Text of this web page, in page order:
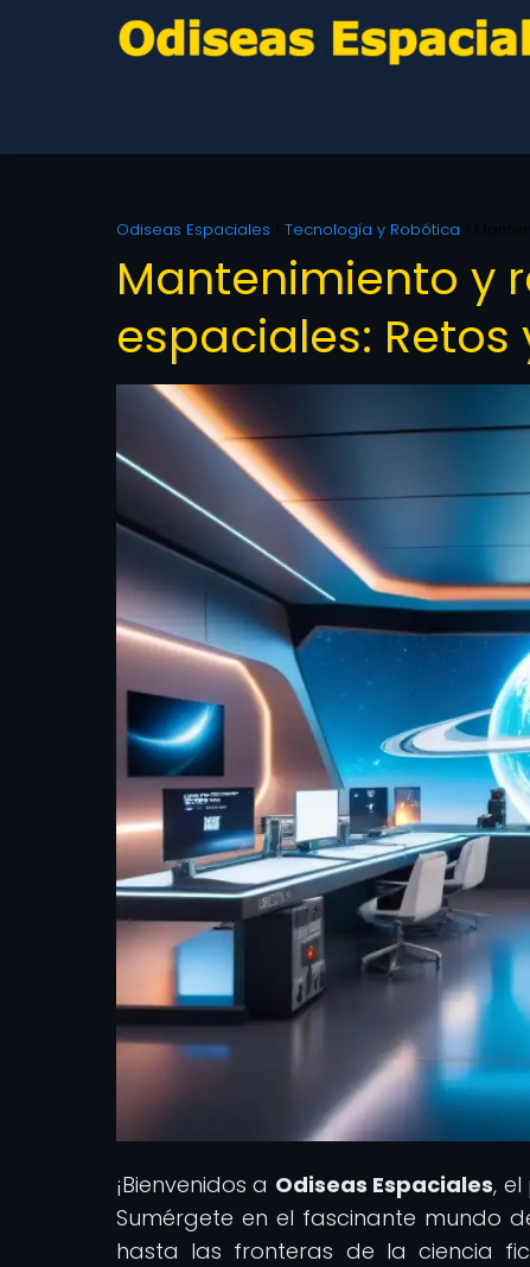
Odiseas Espaciales Tecnología y Robótica
Mantenimiento y
espaciales: Retos
¡Bienvenidos a Odiseas Espaciales,
Sumérgete en el fascinante mundo
hasta las fronteras de la ciencia